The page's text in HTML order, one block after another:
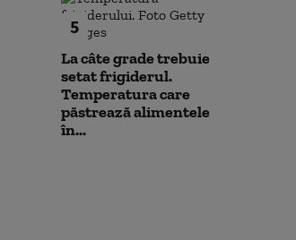
5
La câte grade trebuie
setat frigiderul.
Temperatura care
păstrează alimentele
în...